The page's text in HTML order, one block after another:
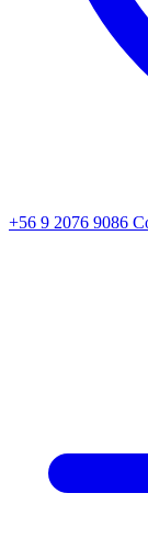
+56 9 2076 9086